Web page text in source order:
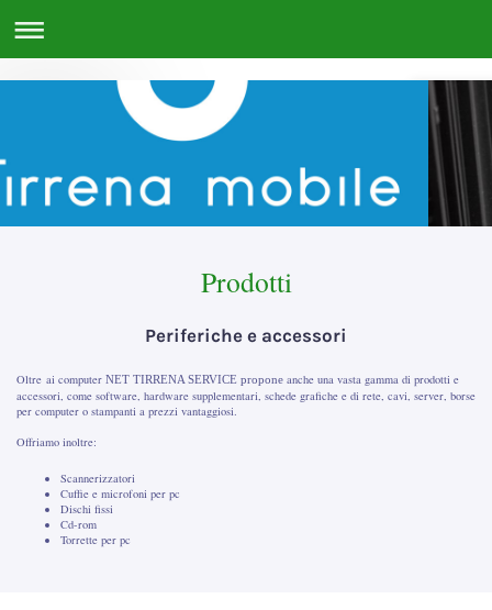
Prodotti
Periferiche e accessori
Oltre ai computer NET TIRRENA SERVICE propone anche una vasta gamma di prodotti e
accessori, come software, hardware supplementari, schede grafiche e di rete, cavi, server, borse
per computer o stampanti a prezzi vantaggiosi.
Offriamo inoltre:
Scannerizzatori
Cuffie e microfoni per pc
Dischi fissi
Cd-rom
Torrette per pc